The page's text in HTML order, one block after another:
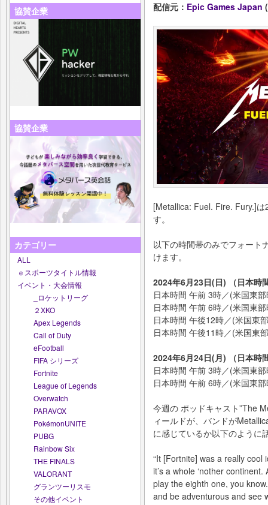
協賛企業
協賛企業
カテゴリー
ALL
ｅスポーツタイトル情報
イベント・大会情報
_ロケットリーグ
２XKO
Apex Legends
Call of Duty
eFootball
FIFA シリーズ
Fortnite
League of Legends
Overwatch
PARAVOX
PokémonUNITE
PUBG
Rainbow Six
THE FINALS
VALORANT
グランツーリスモ
その他イベント
配信元： Epic Games Japan
[Metallica: Fuel. Fire. Fury.]
す。
以下の時間帯のみでフォート
けます。
2024年6月23日(日) （日本時
日本時間 午前 3時／(米国東
日本時間 午前 6時／(米国東
日本時間 午後12時／(米国
日本時間 午後11時／(米国東
2024年6月24日(月) （日本時
日本時間 午前 3時／(米国東
日本時間 午前 6時／(米国東
今週の ポッドキャスト”The
ィールドが、バンドが
に感じているか以下のように
“It [Fortnite] was a really cool
it’s a whole ‘nother
play the eighth one, you
and be adventurous and see